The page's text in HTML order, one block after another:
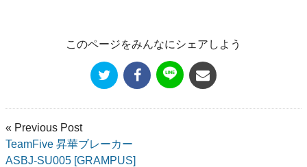
このページをみんなにシェアしよう
« Previous Post
TeamFive 昇華ブレーカー
ASBJ-SU005 [GRAMPUS]